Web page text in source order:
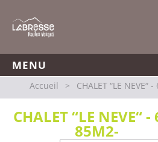
MENU
Accueil > CHALET “LE NEVE“
CHALET “LE NEVE“ -
85M2-